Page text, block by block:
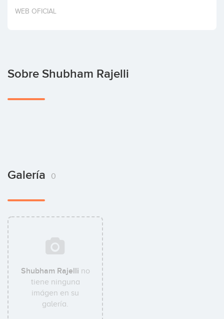
Invertir
WEB OFICIAL
Sobre Shubham Rajelli
Galería 0
Shubham Rajelli no
tiene ninguna
imágen en su
galería.